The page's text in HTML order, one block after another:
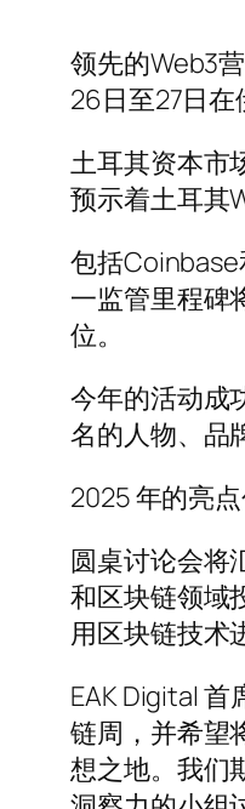
领先的Web3
26日至27日在
土耳其资本市
预示着土耳其
包括
一监管里程碑
位。
今年的活动成
名的人物、品
2025 年的亮点
圆桌讨论会将
和区块链领域
用区块链技术
EAK Digital
链周，并希望
想之地。我们